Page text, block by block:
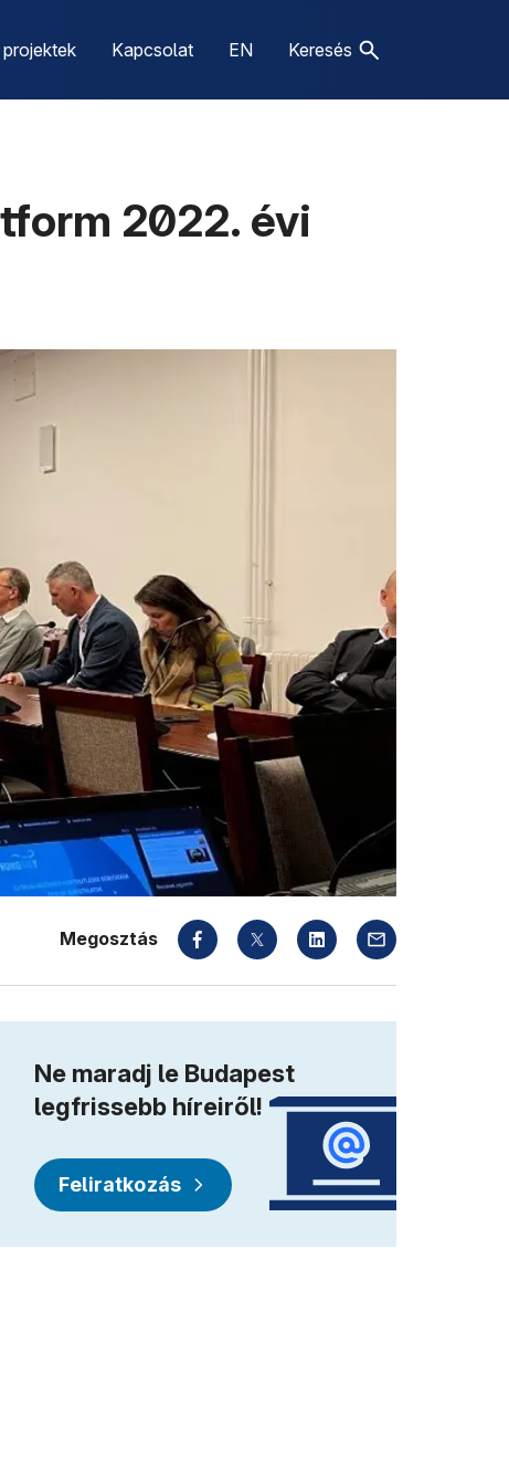
projektek Kapcsolat EN Keresés
2022. évi
Megosztás
meg)
Ne maradj le Budapest
legfrissebb híreiről!
Feliratkozás